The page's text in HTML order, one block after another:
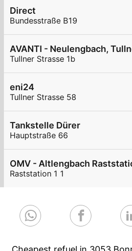
Direct
Bundesstraße B19
Tullner Strasse 1b
eni24
Tullner Strasse 58
Tankstelle Dürer
Hauptstraße 66
OMV - Altlengbach
Raststation 1 1